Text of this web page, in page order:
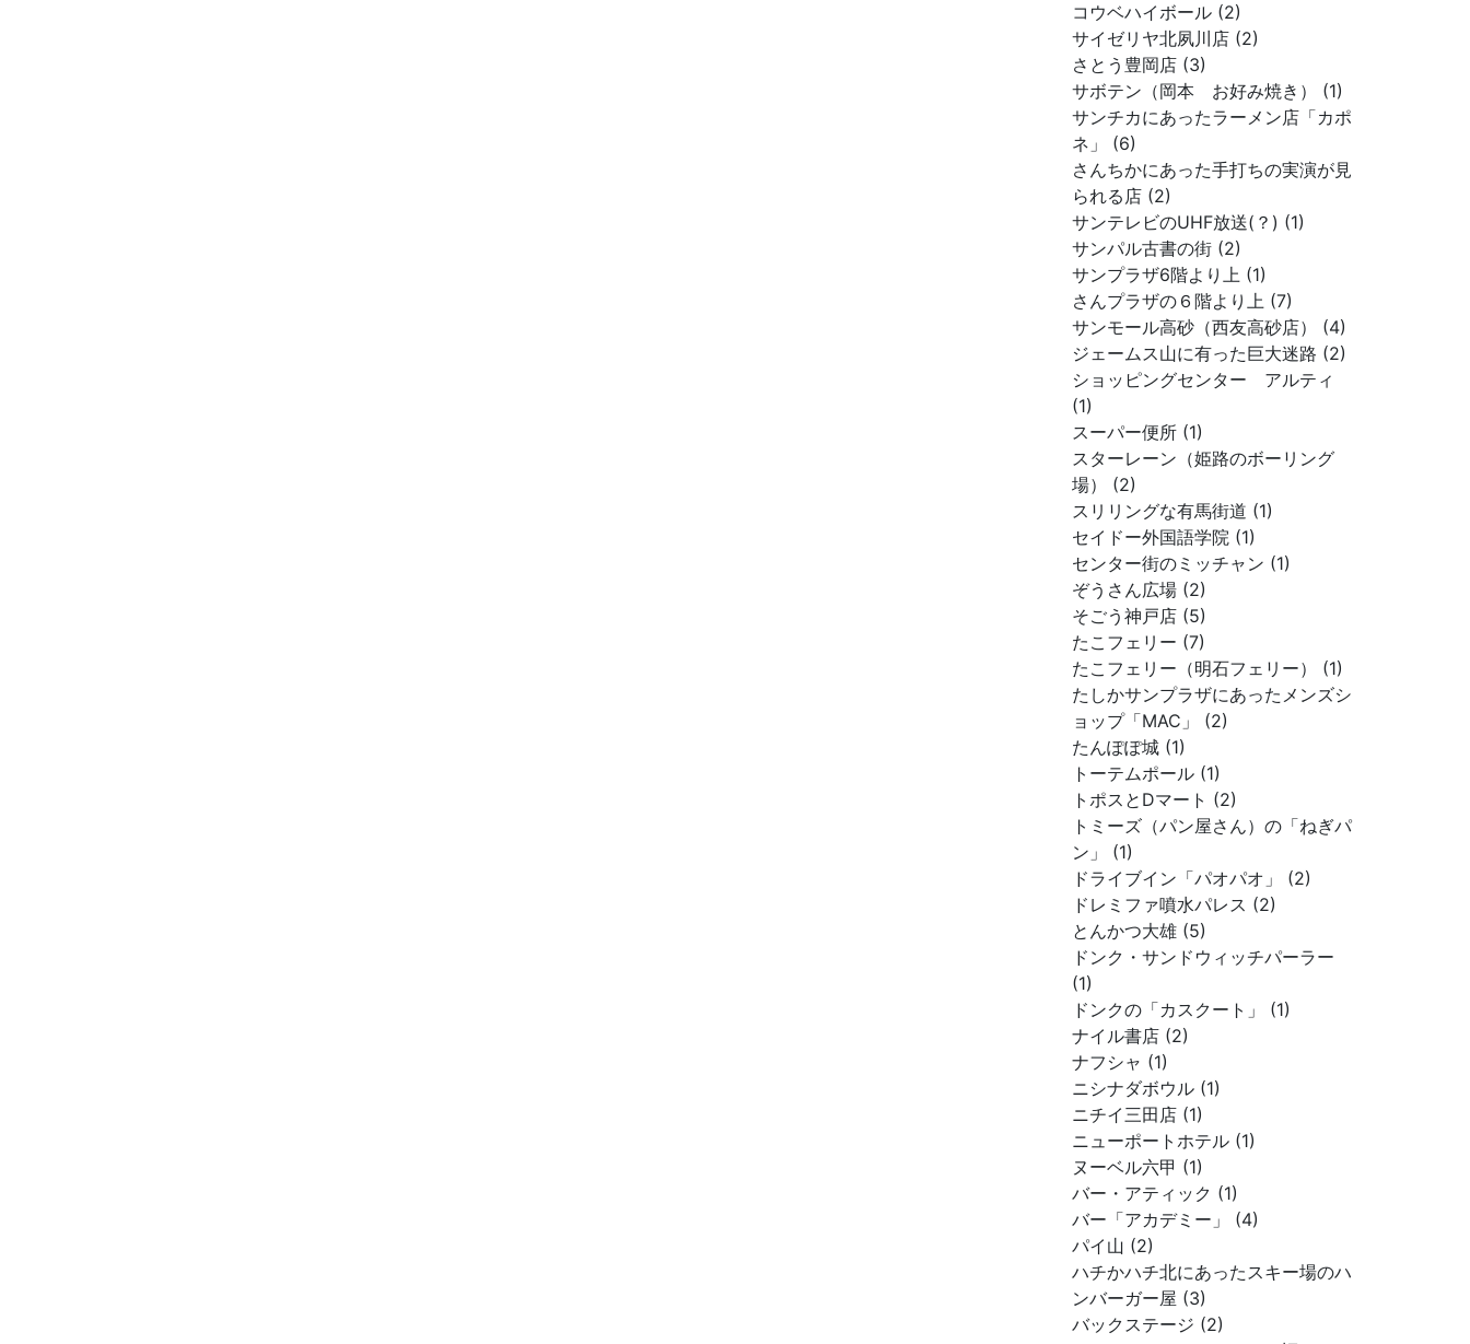
コウベハイボール (2)
サイゼリヤ北夙川店 (2)
さとう豊岡店 (3)
サボテン（岡本 お好み焼き） (1)
サンチカにあったラーメン店「カポ
ネ」 (6)
さんちかにあった手打ちの実演が見
られる店 (2)
サンテレビのUHF放送(？) (1)
サンパル古書の街 (2)
サンプラザ6階より上 (1)
さんプラザの６階より上 (7)
サンモール高砂（西友高砂店） (4)
ジェームス山に有った巨大迷路 (2)
ショッピングセンター アルティ
(1)
スーパー便所 (1)
スターレーン（姫路のボーリング
場） (2)
スリリングな有馬街道 (1)
セイドー外国語学院 (1)
センター街のミッチャン (1)
ぞうさん広場 (2)
そごう神戸店 (5)
たこフェリー (7)
たこフェリー（明石フェリー） (1)
たしかサンプラザにあったメンズシ
ョップ「MAC」 (2)
たんぽぽ城 (1)
トーテムポール (1)
トポスとDマート (2)
トミーズ（パン屋さん）の「ねぎパ
ン」 (1)
ドライブイン「パオパオ」 (2)
ドレミファ噴水パレス (2)
とんかつ大雄 (5)
ドンク・サンドウィッチパーラー
(1)
ドンクの「カスクート」 (1)
ナイル書店 (2)
ナフシャ (1)
ニシナダボウル (1)
ニチイ三田店 (1)
ニューポートホテル (1)
ヌーベル六甲 (1)
バー・アティック (1)
バー「アカデミー」 (4)
パイ山 (2)
ハチかハチ北にあったスキー場のハ
ンバーガー屋 (3)
バックステージ (2)